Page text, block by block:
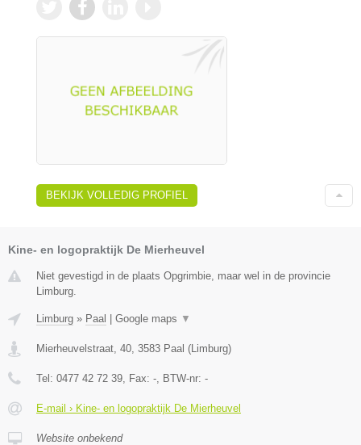
BEKIJK VOLLEDIG PROFIEL
Kine- en logopraktijk De Mierheuvel
Niet gevestigd in de plaats Opgrimbie, maar wel in de provincie
Limburg.
Limburg » Paal | Google maps ▼
Mierheuvelstraat, 40 3583 Paal (Limburg)
Tel: 0477 42 72 39 , Fax: - , BTW-nr: -
E-mail › Kine- en logopraktijk De Mierheuvel
Website onbekend